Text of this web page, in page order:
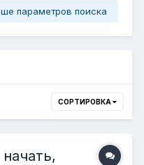
параметров поиска
СОРТИРОВКА